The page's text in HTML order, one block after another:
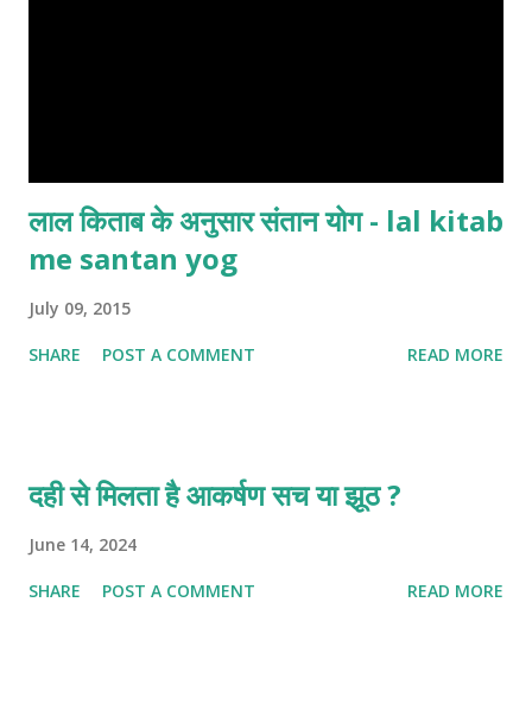
लाल किताब के अनुसार संतान योग - lal kitab
me santan yog
July 09, 2015
SHARE POST A COMMENT READ MORE
दही से मिलता है आकर्षण सच या झूठ ?
June 14, 2024
SHARE POST A COMMENT READ MORE